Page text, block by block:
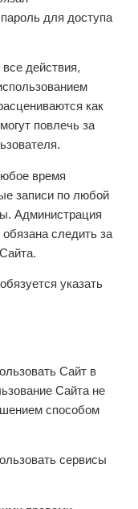
для доступа
действия,
как
повлечь за
время
записи по любой
Администрация
следить за
указать
Сайт в
Сайта не
способом
сервисы